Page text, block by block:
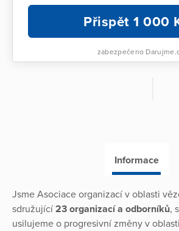
Přispět 1 000
zabezpečeno
Informace
Jsme Asociace organizací v oblasti
sdružující23 organizací a odborníků,
usilujeme o progresivní změny v